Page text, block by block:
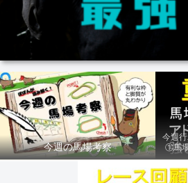
今週の馬場考察
今週
①馬
ファ
馬を